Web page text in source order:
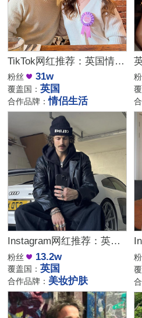
TikTok网红推荐：英国情侣生活旅行博主，互动挑战达人合作
粉丝 31w
覆盖国：英国
合作品牌：情侣生活
Instagram网红推荐：英国宝爸博主，男性美妆护肤达人合作
粉丝 13.2w
覆盖国：英国
合作品牌： 美妆护肤